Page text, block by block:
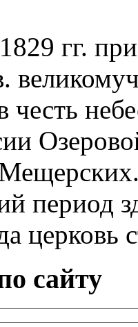
гг.
честь
период
церковь
сайту